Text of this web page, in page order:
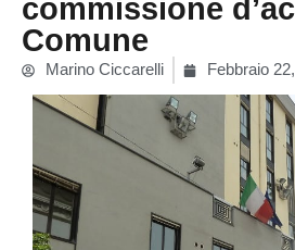
commissione
Comune
Marino Ciccarelli Febbraio